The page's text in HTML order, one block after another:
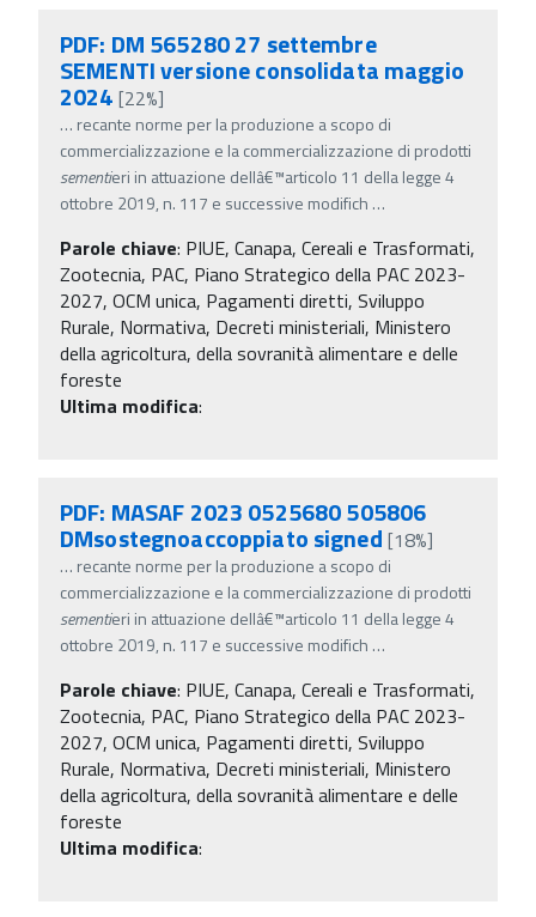
PDF: DM 565280 27 settembre
SEMENTI versione consolidata maggio
2024 [22%]
… recante norme per la produzione a scopo di
commercializzazione e la commercializzazione di prodotti
sementieri in attuazione dellâ€™articolo 11 della legge 4
ottobre 2019, n. 117 e successive modifich …
Parole chiave: PIUE, Canapa, Cereali e Trasformati,
Zootecnia, PAC, Piano Strategico della PAC 2023-
2027, OCM unica, Pagamenti diretti, Sviluppo
Rurale, Normativa, Decreti ministeriali, Ministero
della agricoltura, della sovranità alimentare e delle
foreste
Ultima modifica:
PDF: MASAF 2023 0525680 505806
DMsostegnoaccoppiato signed [18%]
… recante norme per la produzione a scopo di
commercializzazione e la commercializzazione di prodotti
sementieri in attuazione dellâ€™articolo 11 della legge 4
ottobre 2019, n. 117 e successive modifich …
Parole chiave: PIUE, Canapa, Cereali e Trasformati,
Zootecnia, PAC, Piano Strategico della PAC 2023-
2027, OCM unica, Pagamenti diretti, Sviluppo
Rurale, Normativa, Decreti ministeriali, Ministero
della agricoltura, della sovranità alimentare e delle
foreste
Ultima modifica: